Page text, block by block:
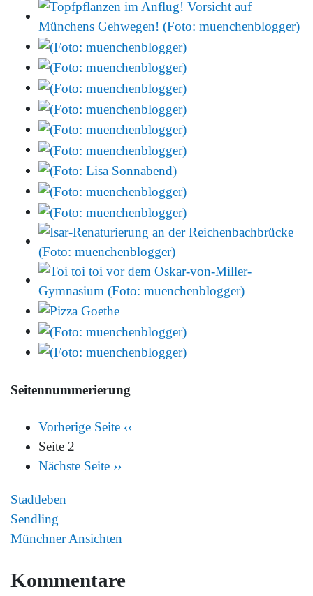
Seitennummerierung
Vorherige Seite ‹‹
Seite 2
Nächste Seite ››
Stadtleben
Sendling
Münchner Ansichten
Kommentare